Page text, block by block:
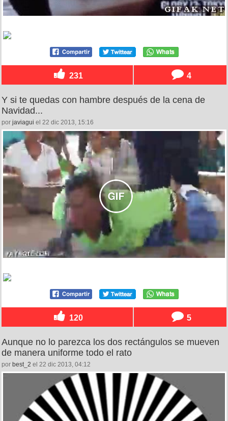
231 4
Y si te quedas con hambre después de la cena de
Navidad...
por javiagui el 22 dic 2013, 15:16
120 5
Aunque no lo parezca los dos rectángulos se mueven
de manera uniforme todo el rato
por best_2 el 22 dic 2013, 04:12